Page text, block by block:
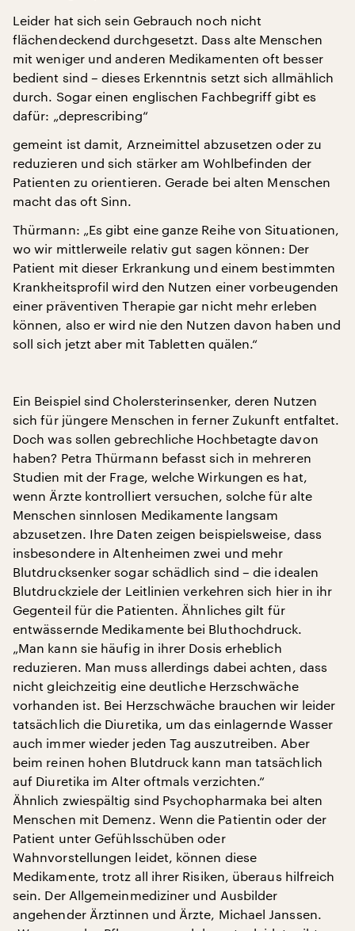
Leider hat sich sein Gebrauch noch nicht
flächendeckend durchgesetzt. Dass alte Menschen
mit weniger und anderen Medikamenten oft besser
bedient sind – dieses Erkenntnis setzt sich allmählich
durch. Sogar einen englischen Fachbegriff gibt es
dafür: „deprescribing“
gemeint ist damit, Arzneimittel abzusetzen oder zu
reduzieren und sich stärker am Wohlbefinden der
Patienten zu orientieren. Gerade bei alten Menschen
macht das oft Sinn.
Thürmann: „Es gibt eine ganze Reihe von Situationen,
wo wir mittlerweile relativ gut sagen können: Der
Patient mit dieser Erkrankung und einem bestimmten
Krankheitsprofil wird den Nutzen einer vorbeugenden
einer präventiven Therapie gar nicht mehr erleben
können, also er wird nie den Nutzen davon haben und
soll sich jetzt aber mit Tabletten quälen.“
Ein Beispiel sind Cholersterinsenker, deren Nutzen
sich für jüngere Menschen in ferner Zukunft entfaltet.
Doch was sollen gebrechliche Hochbetagte davon
haben? Petra Thürmann befasst sich in mehreren
Studien mit der Frage, welche Wirkungen es hat,
wenn Ärzte kontrolliert versuchen, solche für alte
Menschen sinnlosen Medikamente langsam
abzusetzen. Ihre Daten zeigen beispielsweise, dass
insbesondere in Altenheimen zwei und mehr
Blutdrucksenker sogar schädlich sind – die idealen
Blutdruckziele der Leitlinien verkehren sich hier in ihr
Gegenteil für die Patienten. Ähnliches gilt für
entwässernde Medikamente bei Bluthochdruck.
„Man kann sie häufig in ihrer Dosis erheblich
reduzieren. Man muss allerdings dabei achten, dass
nicht gleichzeitig eine deutliche Herzschwäche
vorhanden ist. Bei Herzschwäche brauchen wir leider
tatsächlich die Diuretika, um das einlagernde Wasser
auch immer wieder jeden Tag auszutreiben. Aber
beim reinen hohen Blutdruck kann man tatsächlich
auf Diuretika im Alter oftmals verzichten.“
Ähnlich zwiespältig sind Psychopharmaka bei alten
Menschen mit Demenz. Wenn die Patientin oder der
Patient unter Gefühlsschüben oder
Wahnvorstellungen leidet, können diese
Medikamente, trotz all ihrer Risiken, überaus hilfreich
sein. Der Allgemeinmediziner und Ausbilder
angehender Ärztinnen und Ärzte, Michael Janssen.